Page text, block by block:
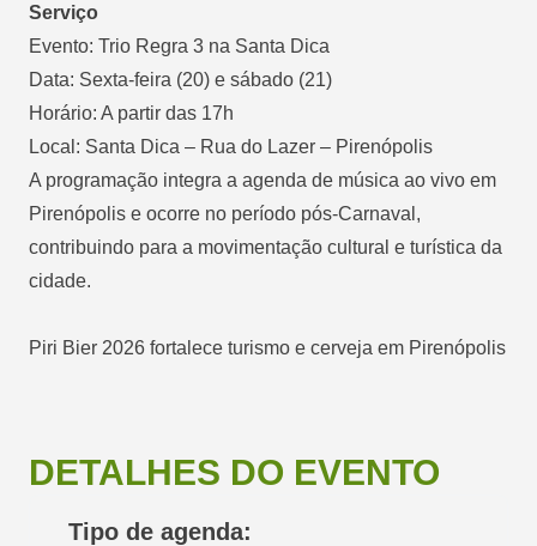
Serviço
Evento: Trio Regra 3 na Santa Dica
Data: Sexta-feira (20) e sábado (21)
Horário: A partir das 17h
Local: Santa Dica – Rua do Lazer – Pirenópolis
A programação integra a agenda de música ao vivo em
Pirenópolis e ocorre no período pós-Carnaval,
contribuindo para a movimentação cultural e turística da
cidade.
Piri Bier 2026 fortalece turismo e cerveja em Pirenópolis
DETALHES DO EVENTO
Tipo de agenda: